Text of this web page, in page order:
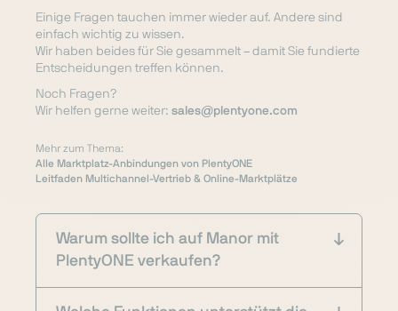
Einige Fragen tauchen immer wieder auf. Andere sind
einfach wichtig zu wissen.
Wir haben beides für Sie gesammelt – damit Sie fundierte
Entscheidungen treffen können.
Noch Fragen?
Wir helfen gerne weiter: sales@plentyone.com
Mehr zum Thema:
Alle Marktplatz-Anbindungen von PlentyONE
Leitfaden Multichannel-Vertrieb & Online-Marktplätze
Warum sollte ich auf Manor mit
PlentyONE verkaufen?